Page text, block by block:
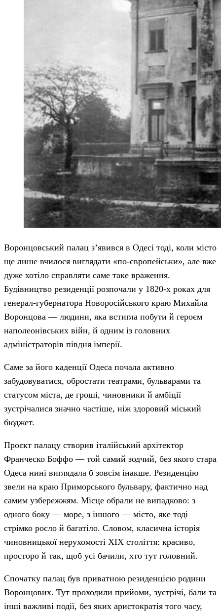
Воронцовський палац з’явився в Одесі тоді, коли місто
ще лише вчилося виглядати «по-європейськи», але вже
дуже хотіло справляти саме таке враження.
Будівництво резиденції розпочали у 1820-х роках для
генерал-губернатора Новоросійського краю Михайла
Воронцова — людини, яка встигла побути й героєм
наполеонівських війн, й одним із головних
адміністраторів півдня імперії.
Саме за його каденції Одеса почала активно
забудовуватися, обростати театрами, бульварами та
статусом міста, де гроші, чиновники й амбіції
зустрічалися значно частіше, ніж здоровий міський
бюджет.
Проєкт палацу створив італійський архітектор
Франческо Боффо — той самий зодчий, без якого стара
Одеса нині виглядала б зовсім інакше. Резиденцію
звели на краю Приморського бульвару, фактично над
самим узбережжям. Місце обрали не випадково: з
одного боку — море, з іншого — місто, яке тоді
стрімко росло й багатіло. Словом, класична історія
чиновницької нерухомості XIX століття: красиво,
просторо й так, щоб усі бачили, хто тут головний.
Спочатку палац був приватною резиденцією родини
Воронцових. Тут проходили прийоми, зустрічі, бали та
інші важливі події, без яких аристократія того часу,